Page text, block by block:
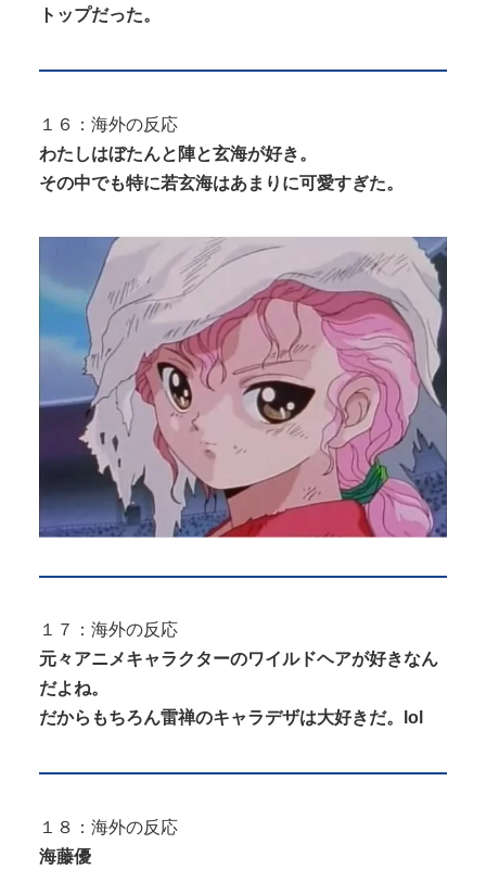
トップだった。
１６：海外の反応
わたしはぼたんと陣と玄海が好き。
その中でも特に若玄海はあまりに可愛すぎた。
１７：海外の反応
元々アニメキャラクターのワイルドヘアが好きなん
だよね。
だからもちろん雷禅のキャラデザは大好きだ。lol
１８：海外の反応
海藤優